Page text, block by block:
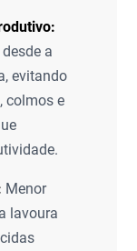
a
evitando
colmos e
Menor
lavoura